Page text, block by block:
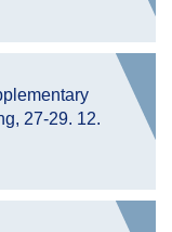
27-29. 12.